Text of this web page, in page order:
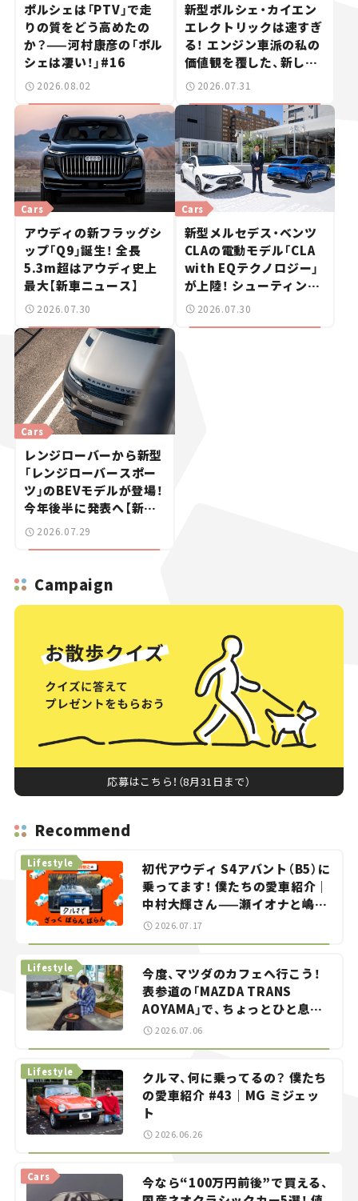
ポルシェは「PTV」で走
りの質をどう高めたの
か？——河村康彦の「ポル
シェは凄い！」#16
2026.08.02
新型ポルシェ・カイエン
エレクトリックは速すぎ
る！ エンジン車派の私の
価値観を覆した、新しい
ポルシェの走り。
2026.07.31
Cars
アウディの新フラッグシ
ップ「Q9」誕生！ 全長
5.3m超はアウディ史上
最大【新車ニュース】
2026.07.30
Cars
新型メルセデス・ベンツ
CLAの電動モデル「CLA
with EQテクノロジー」
が上陸！ シューティング
ブレークも発売【新車ニ
2026.07.30
Cars
レンジローバーから新型
「レンジローバースポー
ツ」のBEVモデルが登場！
今年後半に発表へ【新車
ニュース】
2026.07.29
Campaign
応募はこちら！（8月31日まで）
Recommend
初代アウディ S4アバント（B5）に
乗ってます！ 僕たちの愛車紹介｜
中村大輝さん——瀬イオナと嶋田
智之の「クルマでざっくばらんば
らん！」＃20
Lifestyle
2026.07.17
今度、マツダのカフェへ行こう！
表参道の「MAZDA TRANS
AOYAMA」で、ちょっとひと息。
——連載｜CCGとクルマでどうす
Lifestyle
2026.07.06
クルマ、何に乗ってるの？ 僕たち
の愛車紹介 #43｜MG ミジェッ
ト
Lifestyle
2026.06.26
今なら“100万円前後”で買える、
Cars